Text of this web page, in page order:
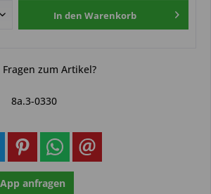
In den Warenkorb
Fragen zum Artikel?
8a.3-0330
anfragen